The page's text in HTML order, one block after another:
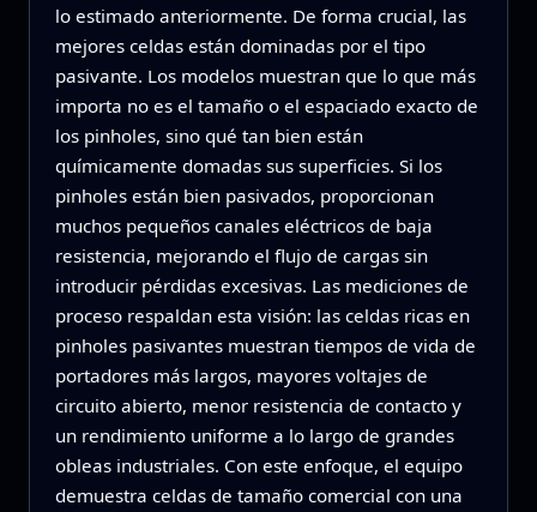
lo estimado anteriormente. De forma crucial, las
mejores celdas están dominadas por el tipo
pasivante. Los modelos muestran que lo que más
importa no es el tamaño o el espaciado exacto de
los pinholes, sino qué tan bien están
químicamente domadas sus superficies. Si los
pinholes están bien pasivados, proporcionan
muchos pequeños canales eléctricos de baja
resistencia, mejorando el flujo de cargas sin
introducir pérdidas excesivas. Las mediciones de
proceso respaldan esta visión: las celdas ricas en
pinholes pasivantes muestran tiempos de vida de
portadores más largos, mayores voltajes de
circuito abierto, menor resistencia de contacto y
un rendimiento uniforme a lo largo de grandes
obleas industriales. Con este enfoque, el equipo
demuestra celdas de tamaño comercial con una